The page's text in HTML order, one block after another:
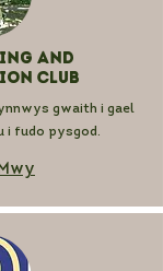
and
Club
gwaith i gael
i fudo pysgod.